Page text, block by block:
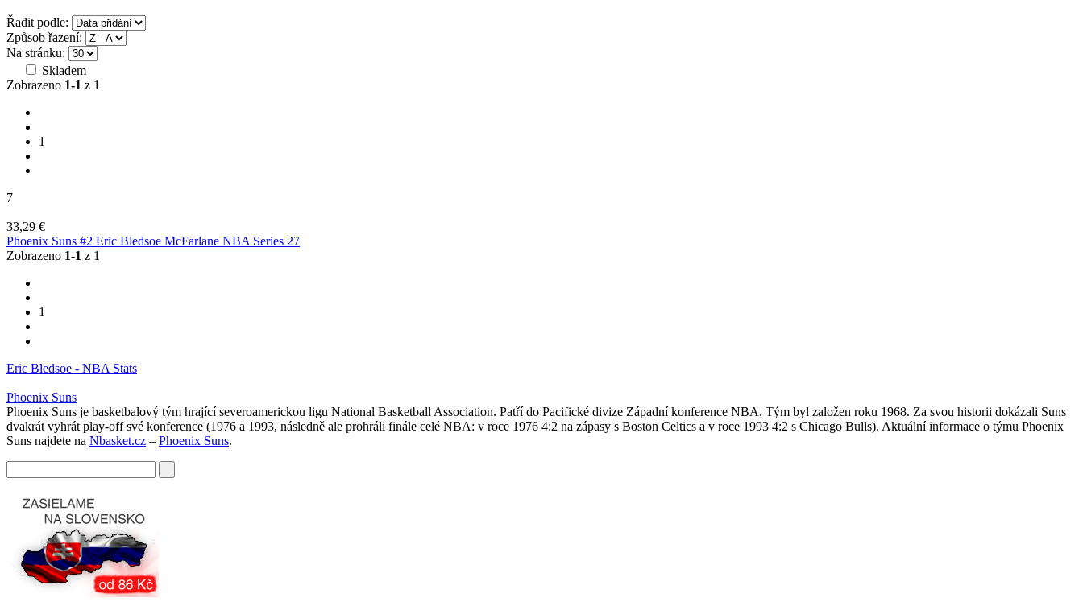
Řadit podle:
Způsob řazení:
Na stránku:
Skladem
Zobrazeno 1-1 z 1
1
7
33,29 €
Phoenix Suns #2 Eric Bledsoe McFarlane NBA Series 27
Zobrazeno 1-1 z 1
1
Eric Bledsoe - NBA Stats
Phoenix Suns
Phoenix Suns je basketbalový tým hrající severoamerickou ligu National Basketball Association. Patří do Pacifické divize Západní konference NBA. Tým byl založen roku 1968. Za svou historii dokázali Suns
dvakrát vyhrát play-off své konference (1976 a 1993, následně ale prohráli finále celé NBA: v roce 1976 4:2 na zápasy s Boston Celtics a v roce 1993 4:2 s Chicago Bulls). Aktuální informace o týmu Phoenix
Suns najdete na Nbasket.cz – Phoenix Suns.